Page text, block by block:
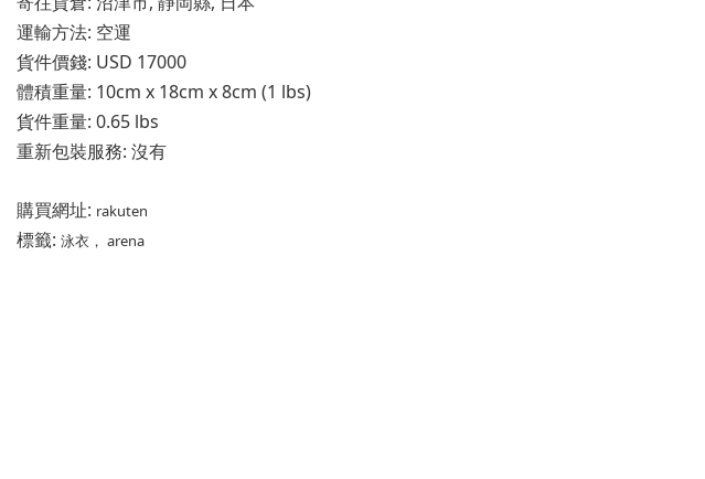
運輸方法: 空運
貨件價錢: USD 17000
體積重量: 10cm x 18cm x 8cm (1 lbs)
貨件重量: 0.65 lbs
重新包裝服務: 沒有
購買網址: rakuten
標籤: 泳衣， arena